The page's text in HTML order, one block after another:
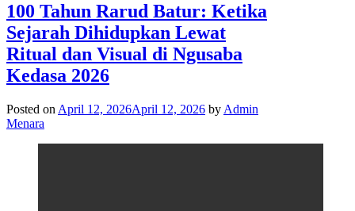
100 Tahun Rarud Batur: Ketika
Sejarah Dihidupkan Lewat
Ritual dan Visual di Ngusaba
Kedasa 2026
Posted on April 12, 2026April 12, 2026 by Admin
Menara